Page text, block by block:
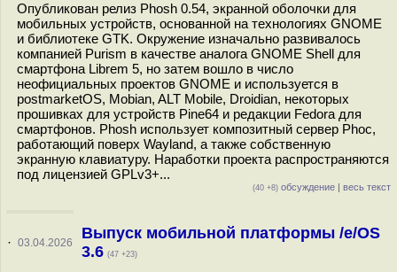
Опубликован релиз Phosh 0.54, экранной оболочки для
мобильных устройств, основанной на технологиях GNOME
и библиотеке GTK. Окружение изначально развивалось
компанией Purism в качестве аналога GNOME Shell для
смартфона Librem 5, но затем вошло в число
неофициальных проектов GNOME и используется в
postmarketOS, Mobian, ALT Mobile, Droidian, некоторых
прошивках для устройств Pine64 и редакции Fedora для
смартфонов. Phosh использует композитный сервер Phoc,
работающий поверх Wayland, а также собственную
экранную клавиатуру. Наработки проекта распространяются
под лицензией GPLv3+...
(40 +8) обсуждение | весь текст
· 03.04.2026
Выпуск мобильной платформы /e/OS
3.6 (47 +23)